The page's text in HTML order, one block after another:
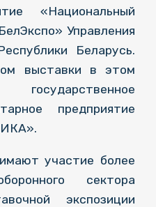
«Национальный
Управления
Беларусь.
выставки в этом
предприятие
участие более
сектора
экспозиции